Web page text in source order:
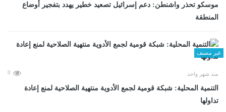
موسكو تحذر واشنطن: دعم إسرائيل تصعيد خطير يهدد بتفجير أوضاع
المنطقة
غير مصنف
منذ شهر واحد 0
التنمية المحلية: شبكة قومية لجمع الأدوية منتهية الصلاحية لمنع إعادة
تداولها